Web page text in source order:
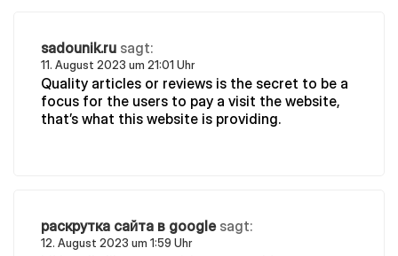
sadounik.ru sagt:
11. August 2023 um 21:01 Uhr
Quality articles or reviews is the secret to be a
focus for the users to pay a visit the website,
that’s what this website is providing.
раскрутка сайта в google sagt:
12. August 2023 um 1:59 Uhr